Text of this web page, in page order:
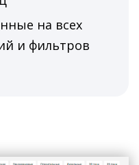
на всех
и фильтров